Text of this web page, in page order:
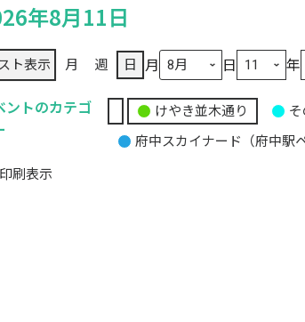
年8月11日
ト表示 月 週 日 月 日 年
ントのカテゴ
無
題
けやき並木通り
府中スカイナード（府中駅
印刷 表示